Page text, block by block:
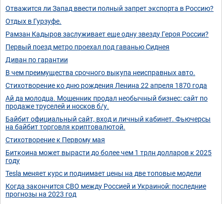
Отважится ли Запад ввести полный запрет экспорта в Россию?
Отдых в Гурзуфе.
Рамзан Кадыров заслуживает еще одну звезду Героя России?
Первый поезд метро проехал под гаванью Сиднея
Диван по гарантии
В чем преимущества срочного выкупа неисправных авто.
Стихотворение ко дню рождения Ленина 22 апреля 1870 года
Ай да молодца. Мошенник продал необычный бизнес: сайт по
продаже труселей и носков б/у.
Байбит официальный сайт, вход и личный кабинет. Фьючерсы
на байбит торговля криптовалютой.
Стихотворение к Первому мая
Биткоина может вырасти до более чем 1 трлн долларов к 2025
году
Tesla меняет курс и поднимает цены на две топовые модели
Когда закончится СВО между Россией и Украиной: последние
прогнозы на 2023 год